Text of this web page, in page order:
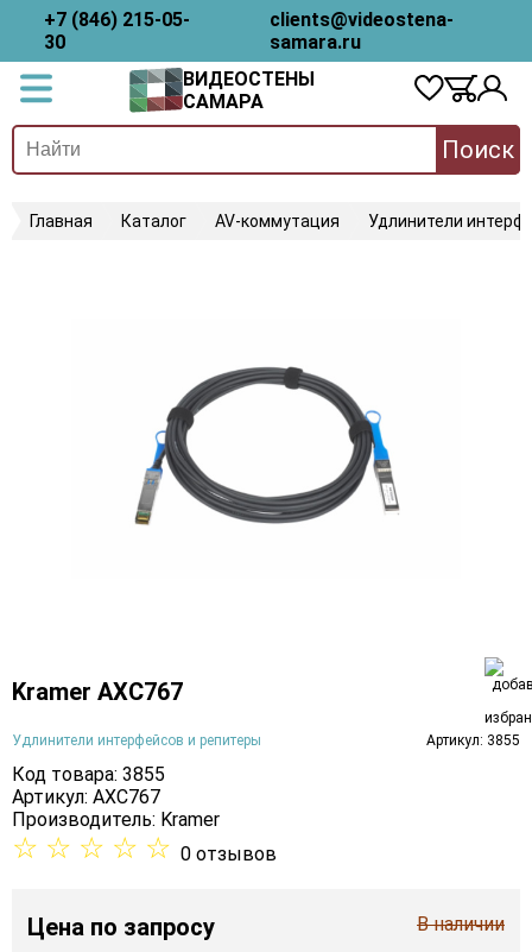
+7 (846) 215-05-
30
clients@videostena-
samara.ru
ВИДЕОСТЕНЫ
САМАРА
Поиск
Главная Каталог AV-коммутация Удлинители
Kramer AXC767
Удлинители интерфейсов и репитеры Артикул: 3855
Код товара: 3855
Артикул: AXC767
Производитель: Kramer
☆ ☆ ☆ ☆ ☆ 0 отзывов
Цена по запросу В наличии